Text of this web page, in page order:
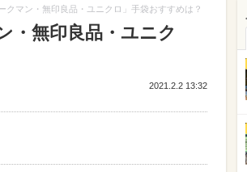
クマン・無印良品・ユニクロ」手袋おすすめは？
・無印良品・ユニク
2021.2.2 13:32